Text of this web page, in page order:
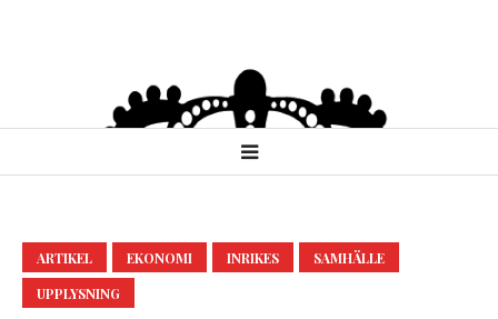
ARTIKEL EKONOMI INRIKES
SAMHÄLLE
UPPLYSNING